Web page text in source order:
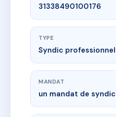
31338490100176
TYPE
Syndic professionnel
MANDAT
un mandat de syndic